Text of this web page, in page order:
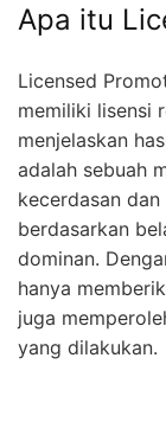
Apa itu
Licensed
memiliki lisensi
menjelaskan
adalah sebuah
kecerdasan
berdasarkan
dominan.
hanya
juga
yang dilakukan.